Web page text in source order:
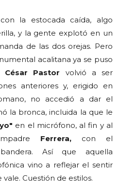
la estocada caída, algo
y la gente explotó en un
de las dos orejas. Pero
acalitana ya se puso
César Pastor volvió a ser
anteriores y, erigido en
no accedió a dar el
la bronca, incluida la que le
en el micrófono, al fin y al
Ferrera, con el
Así que aquella
vino a reflejar el sentir
vale. Cuestión de estilos.